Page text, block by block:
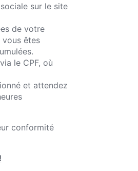
sur le site
de votre
êtes
le CPF, où
et attendez
conformité